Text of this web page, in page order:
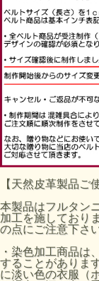
【天然皮革製品ご
本製品はフルタン
加工を施しており
の点にご注意下さい
・染色加工商品は
することがありま
に淡い色の衣服（